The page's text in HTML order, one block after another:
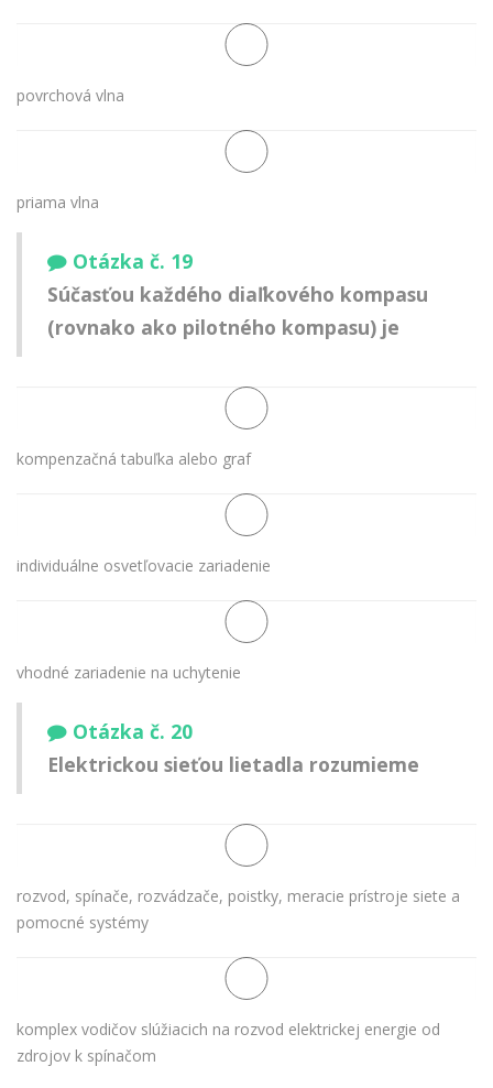
povrchová vlna
priama vlna
Otázka č. 19
Súčasťou každého diaľkového kompasu
(rovnako ako pilotného kompasu) je
kompenzačná tabuľka alebo graf
individuálne osvetľovacie zariadenie
vhodné zariadenie na uchytenie
Otázka č. 20
Elektrickou sieťou lietadla rozumieme
rozvod, spínače, rozvádzače, poistky, meracie prístroje siete a
pomocné systémy
komplex vodičov slúžiacich na rozvod elektrickej energie od
zdrojov k spínačom